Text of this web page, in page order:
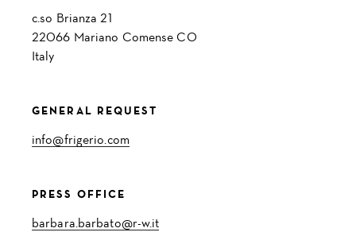
c.so Brianza 21
22066 Mariano Comense CO
Italy
GENERAL REQUEST
info@frigerio.com
PRESS OFFICE
barbara.barbato@r-w.it